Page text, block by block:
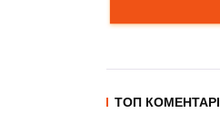
ТОП КОМЕНТАРІ